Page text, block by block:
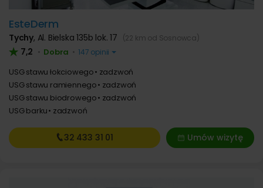
EsteDerm
Tychy, Al. Bielska 135b lok. 17 (22 km od Sosnowca)
7,2 • Dobra • 147 opinii
USG stawu łokciowego zadzwoń
USG stawu ramiennego zadzwoń
USG stawu biodrowego zadzwoń
USG barku zadzwoń
Umów wizytę
32 433 31 01